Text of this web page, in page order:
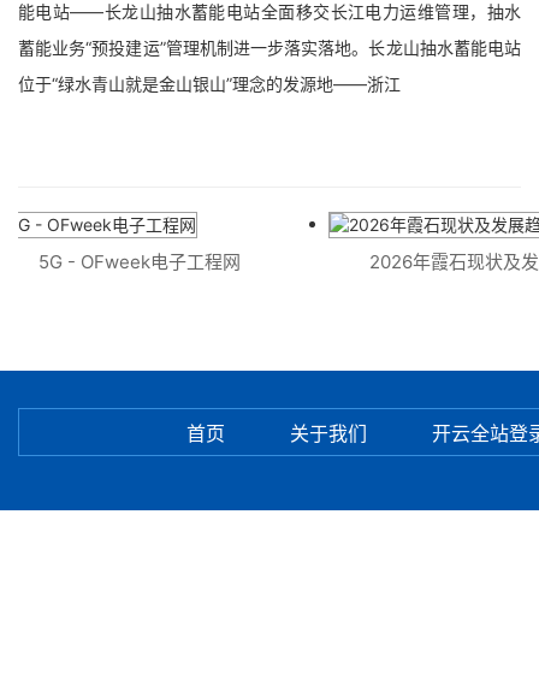
能电站——长龙山抽水蓄能电站全面移交长江电力运维管理，抽水
蓄能业务“预投建运”管理机制进一步落实落地。长龙山抽水蓄能电站
位于“绿水青山就是金山银山”理念的发源地——浙江
5G - OFweek电子工程网 2026年霞石现状及发展
首页 关于我们 开云全站登